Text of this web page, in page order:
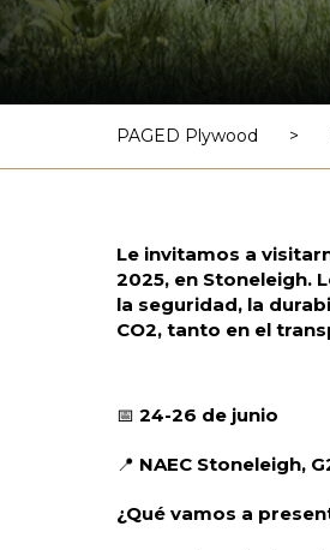
PAGED Plywood >
Le invitamos a
2025, en Stoneleigh.
la seguridad, la
CO2, tanto en el
📅 24-26 de junio
📍 NAEC Stoneleigh,
¿Qué vamos a